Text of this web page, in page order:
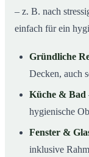
– z. B. nach
einfach für ein
Gründliche
Decken, auch
Küche & Bad
hygienische
Fenster &
inklusive